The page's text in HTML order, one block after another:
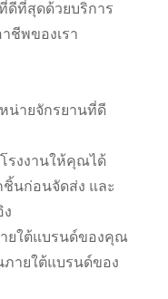
ดีที่สุดด้วยบริการ
ชีพของเรา
น่ายจักรยานที่ดี
รงงานให้คุณได้
ชิ้นก่อนจัดส่ง และ
ยใต้แบรนด์ของคุณ
ภายใต้แบรนด์ของ